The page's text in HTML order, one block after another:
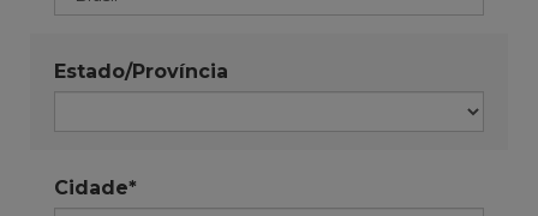
Estado/Província
Cidade*